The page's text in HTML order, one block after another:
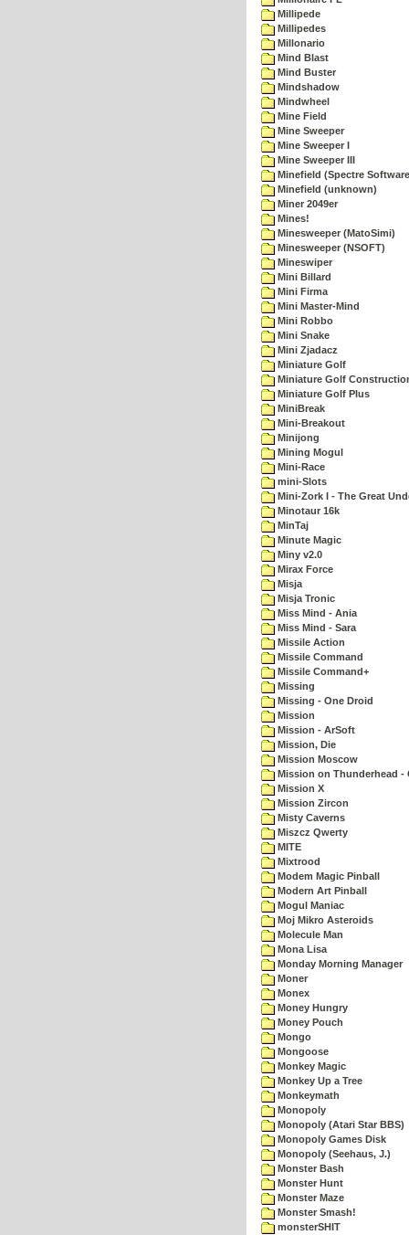
Millipede
Millipedes
Millonario
Mind Blast
Mind Buster
Mindshadow
Mindwheel
Mine Field
Mine Sweeper
Mine Sweeper I
Mine Sweeper III
Minefield (Spectre
Minefield (unknown)
Miner 2049er
Mines!
Minesweeper (MatoSimi)
Minesweeper (NSOFT)
Mineswiper
Mini Billard
Mini Firma
Mini Master-Mind
Mini Robbo
Mini Snake
Mini Zjadacz
Miniature Golf
Miniature Golf
Miniature Golf Plus
MiniBreak
Mini-Breakout
Minijong
Mining Mogul
Mini-Race
mini-Slots
Mini-Zork I - The Great
Minotaur 16k
MinTaj
Minute Magic
Miny v2.0
Mirax Force
Misja
Misja Tronic
Miss Mind - Ania
Miss Mind - Sara
Missile Action
Missile Command
Missile Command+
Missing
Missing - One Droid
Mission
Mission - ArSoft
Mission, Die
Mission Moscow
Mission on Thunderhead -
Mission X
Mission Zircon
Misty Caverns
Miszcz Qwerty
MITE
Mixtrood
Modem Magic Pinball
Modern Art Pinball
Mogul Maniac
Moj Mikro Asteroids
Molecule Man
Mona Lisa
Monday Morning Manager
Moner
Monex
Money Hungry
Money Pouch
Mongo
Mongoose
Monkey Magic
Monkey Up a Tree
Monkeymath
Monopoly
Monopoly (Atari Star BBS)
Monopoly Games Disk
Monopoly (Seehaus, J.)
Monster Bash
Monster Hunt
Monster Maze
Monster Smash!
monsterSHIT